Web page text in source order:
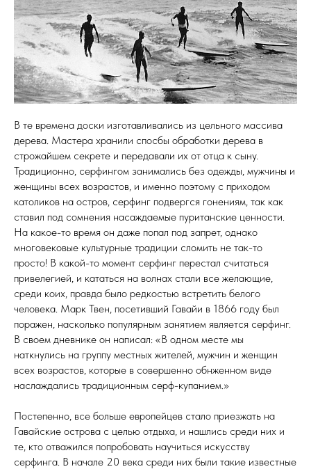
В те времена доски изготавливались из цельного массива
дерева. Мастера хранили спосбы обработки дерева в
строжайшем секрете и передавали их от отца к сыну.
Традиционно, серфингом занимались без одежды, мужчины и
женщины всех возрастов, и именно поэтому с приходом
католиков на остров, серфинг подвергся гонениям, так как
ставил под сомнения насаждаемые пуританские ценности.
На какое-то время он даже попал под запрет, однако
многовековые культурные традиции сломить не так-то
просто! В какой-то момент серфинг перестал считаться
привелегией, и кататься на волнах стали все желающие,
среди коих, правда было редкостью встретить белого
человека. Марк Твен, посетивший Гавайи в 1866 году был
поражен, насколько популярным занятием является серфинг.
В своем дневнике он написал: «В одном месте мы
наткнулись на группу местных жителей, мужчин и женщин
всех возрастов, которые в совершенно обнженном виде
наслаждались традиционным серф-купанием.»
Постепенно, все больше европейцев стало приезжать на
Гавайские острова с целью отдыха, и нашлись среди них и
те, кто отважился попробовать научиться искусству
серфинга. В начале 20 века среди них были такие известные